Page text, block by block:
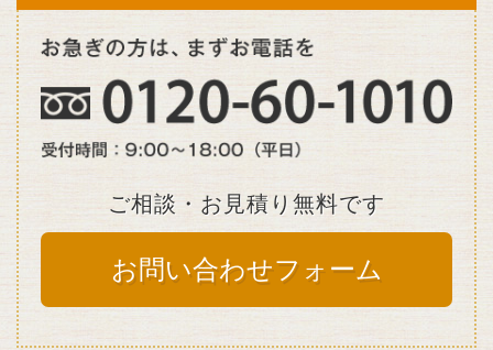
ご相談・お見積り無料です
お問い合わせフォーム